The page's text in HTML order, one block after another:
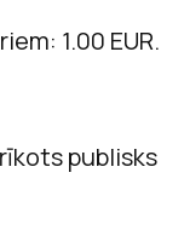
1.00 EUR.
publisks